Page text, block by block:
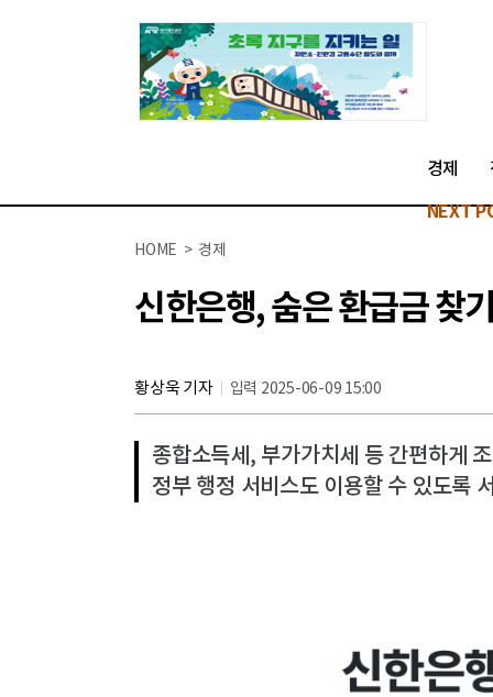
경제
NEXT
HOME > 경제
신한은행, 숨은 환급금 찾
황상욱 기자 입력 2025-06-09 15:00
종합소득세, 부가가치세 등 간편하게
정부 행정 서비스도 이용할 수 있도록